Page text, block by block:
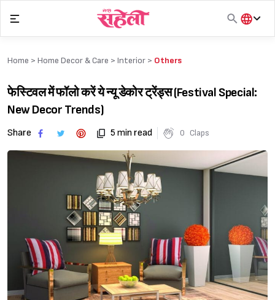
content
हिंदी
Home > Home Decor & Care > Interior > Others
फेस्टिवल में फॉलो करें ये न्यू डेकोर ट्रेंड्स (Festival Special:
New Decor Trends)
Share 5 min read 0 Claps